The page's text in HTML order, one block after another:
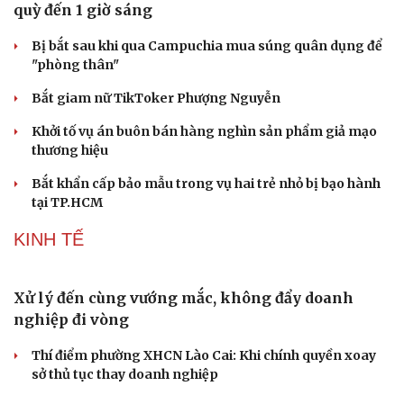
Sân khấu - Điện ảnh
Văn học
Âm nhạc
Di sản
Nghệ sĩ
quỳ đến 1 giờ sáng
Bị bắt sau khi qua Campuchia mua súng quân dụng để
"phòng thân"
Bắt giam nữ TikToker Phượng Nguyễn
Khởi tố vụ án buôn bán hàng nghìn sản phẩm giả mạo
thương hiệu
Bắt khẩn cấp bảo mẫu trong vụ hai trẻ nhỏ bị bạo hành
tại TP.HCM
KINH TẾ